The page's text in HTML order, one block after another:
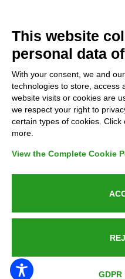
PUBLIC
Refunds
Azienda
P.IVA 05538100727 -
This website
personal data
With your consent, we and
technologies to store, access
website visits or cookies are
we respect your right to
certain types of cookies.
more.
View the Complete Cookie